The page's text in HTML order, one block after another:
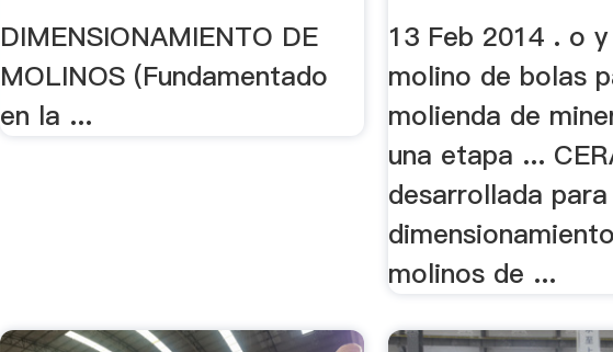
DIMENSIONAMIENTO DE
MOLINOS (Fundamentado
en la ...
13 Feb 2014 . o
molino de bolas
molienda de
una etapa ...
desarrollada
molinos de ...